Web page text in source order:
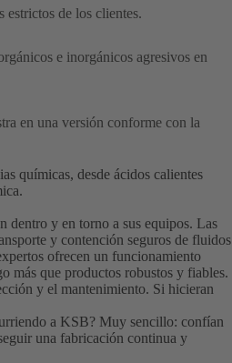
estrictos de los clientes.
e inorgánicos agresivos en
en una versión conforme con la
químicas, desde ácidos calientes
dentro y en torno a sus equipos. Las
y contención seguros de fluidos
ofrecen un funcionamiento
más que productos robustos y fiables.
y el mantenimiento. Si hicieran
a KSB? Muy sencillo: confían
una fabricación continua y